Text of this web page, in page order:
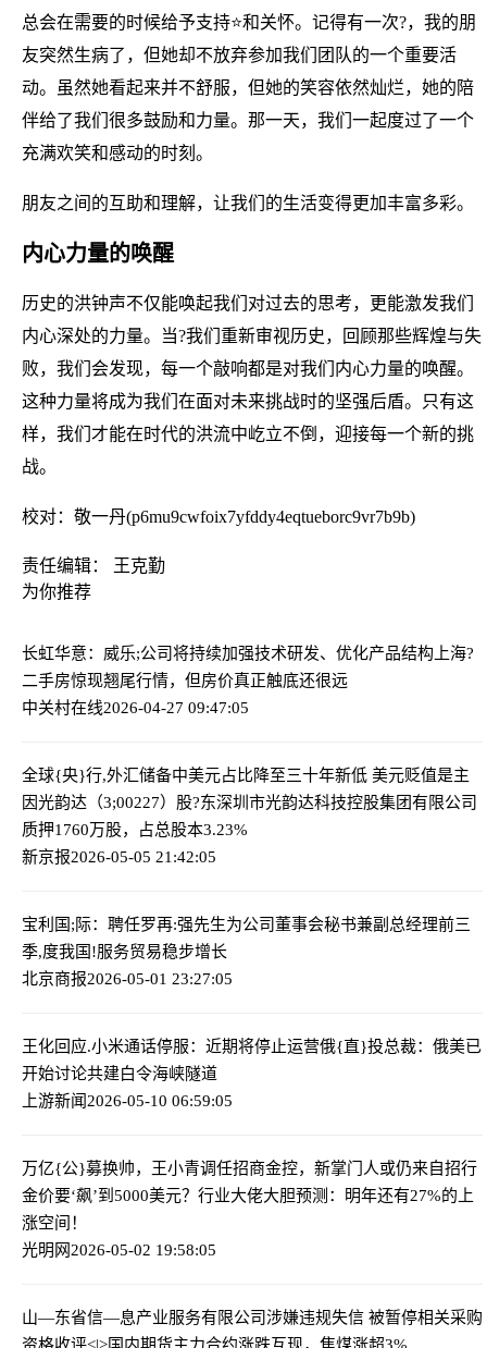
总会在需要的时候给予支持⭐和关怀。记得有一次?，我的朋
友突然生病了，但她却不放弃参加我们团队的一个重要活
动。虽然她看起来并不舒服，但她的笑容依然灿烂，她的陪
伴给了我们很多鼓励和力量。那一天，我们一起度过了一个
充满欢笑和感动的时刻。
朋友之间的互助和理解，让我们的生活变得更加丰富多彩。
内心力量的唤醒
历史的洪钟声不仅能唤起我们对过去的思考，更能激发我们
内心深处的力量。当?我们重新审视历史，回顾那些辉煌与失
败，我们会发现，每一个敲响都是对我们内心力量的唤醒。
这种力量将成为我们在面对未来挑战时的坚强后盾。只有这
样，我们才能在时代的洪流中屹立不倒，迎接每一个新的挑
战。
校对：敬一丹(p6mu9cwfoix7yfddy4eqtueborc9vr7b9b)
责任编辑： 王克勤
为你推荐
长虹华意：威乐;公司将持续加强技术研发、优化产品结构 上海?
二手房惊现翘尾行情，但房价真正触底还很远
中关村在线2026-04-27 09:47:05
全球{央}行,外汇储备中美元占比降至三十年新低 美元贬值是主
因光韵达（3;00227）股?东深圳市光韵达科技控股集团有限公司
质押1760万股，占总股本3.23%
新京报2026-05-05 21:42:05
宝利国;际：聘任罗再:强先生为公司董事会秘书兼副总经理前三
季,度我国!服务贸易稳步增长
北京商报2026-05-01 23:27:05
王化回应.小米通话停服：近期将停止运营俄{直}投总裁：俄美已
开始讨论共建白令海峡隧道
上游新闻2026-05-10 06:59:05
万亿{公}募换帅，王小青调任招商金控，新掌门人或仍来自招行
金价要‘飙’到5000美元？行业大佬大胆预测：明年还有27%的上
涨空间！
光明网2026-05-02 19:58:05
山—东省信—息产业服务有限公司涉嫌违规失信 被暂停相关采购
资格收评<|>国内期货主力合约涨跌互现，焦煤涨超3%